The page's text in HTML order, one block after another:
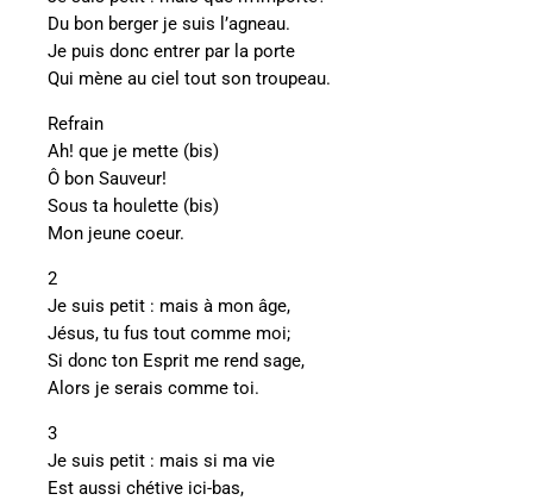
Du bon berger je suis l’agneau.
Je puis donc entrer par la porte
Qui mène au ciel tout son troupeau.
Refrain
Ah! que je mette (bis)
Ô bon Sauveur!
Sous ta houlette (bis)
Mon jeune coeur.
2
Je suis petit : mais à mon âge,
Jésus, tu fus tout comme moi;
Si donc ton Esprit me rend sage,
Alors je serais comme toi.
3
Je suis petit : mais si ma vie
Est aussi chétive ici-bas,